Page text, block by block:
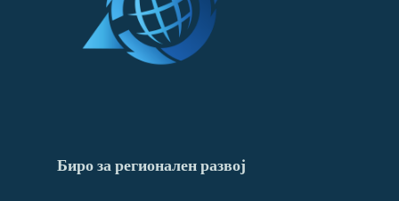
Биро за регионален развој